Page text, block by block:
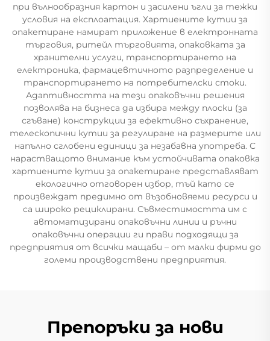
при вълнообразния картон и засилени ъгли за тежки
условия на експлоатация. Хартиените кутии за
опакетиране намират приложение в електронната
търговия, ритейл търговията, опаковката за
хранителни услуги, транспортирането на
електроника, фармацевтичното разпределение и
транспортирането на потребителски стоки.
Адаптивността на тези опаковъчни решения
позволява на бизнеса да избира между плоски (за
сгъване) конструкции за ефективно съхранение,
телескопични кутии за регулиране на размерите или
напълно сглобени единици за незабавна употреба. С
нарастващото внимание към устойчивата опаковка
хартиените кутии за опакетиране представляват
екологично отговорен избор, тъй като се
произвеждат предимно от възобновяеми ресурси и
са широко рециклирани. Съвместимостта им с
автоматизирани опаковъчни линии и ръчни
опаковъчни операции ги прави подходящи за
предприятия от всички мащаби – от малки фирми до
големи производствени предприятия.
Препоръки за нови